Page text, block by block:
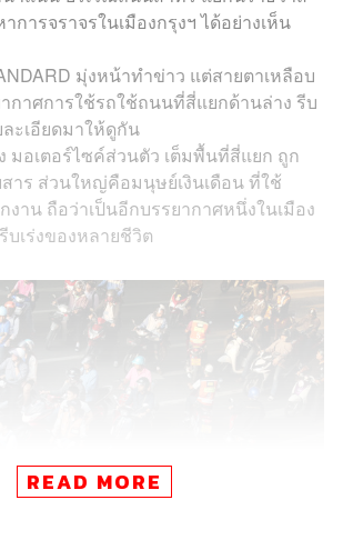
ารจราจรในเมืองกรุงฯ ได้อย่างเห็น
มุ่งหน้าทำข่าว แต่สายตาเหลือบ
ากาศการใช้รถใช้ถนนที่สี่แยกด้านล่าง รีบ
ะเอียดมาให้ดูกัน
มอเตอร์ไซค์ส่วนตัว เต็มพื้นที่สี่แยก ถูก
าร ส่วนใหญ่คือมนุษย์เงินเดือน ที่ใช้
งาน ถือว่าเป็นอีกบรรยากาศหนึ่งในเมือง
บเร่งของหลายชีวิต
READ MORE